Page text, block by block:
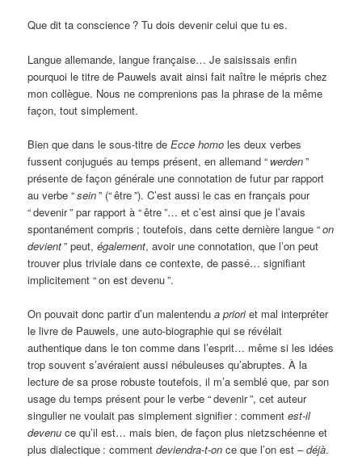
Que dit ta conscience ? Tu dois devenir celui que tu es.
Langue allemande, langue française… Je saisissais enfin
pourquoi le titre de Pauwels avait ainsi fait naître le mépris chez
mon collègue. Nous ne comprenions pas la phrase de la même
façon, tout simplement.
Bien que dans le sous-titre deEcce homo les deux verbes
fussent conjugués au temps présent, en allemand “ werden”
présente de façon générale une connotation de futur par rapport
au verbe “sein” (“être”). C’est aussi le cas en français pour
“devenir” par rapport à “être”… et c’est ainsi que je l’avais
spontanément compris ; toutefois, dans cette dernière langue “on
devient” peut,également, avoir une connotation, que l’on peut
trouver plus triviale dans ce contexte, de passé… signifiant
implicitement “on est devenu”.
On pouvait donc partir d’un malentendua prioriet mal interpréter
le livre de Pauwels, une auto-biographie qui se révélait
authentique dans le ton comme dans l’esprit… même si les idées
trop souvent s’avéraient aussi nébuleuses qu’abruptes. À la
lecture de sa prose robuste toutefois, il m’a semblé que, par son
usage du temps présent pour le verbe “devenir”, cet auteur
singulier ne voulait pas simplement signifier : commentest-il
devenu ce qu’il est… mais bien, de façon plus nietzschéenne et
plus dialectique : commentdeviendra-t-on ce que l’on est –déjà.